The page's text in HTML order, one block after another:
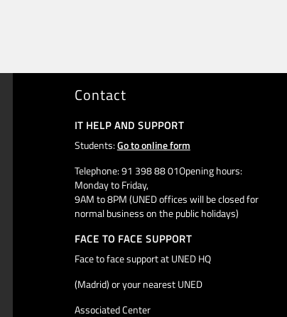
Contact
IT HELP AND SUPPORT
Students:Go to online form
Telephone: 91 398 88 01Opening hours:
Monday to Friday,
9AM to 8PM (UNED offices will be closed for
normal business on the public holidays)
FACE TO FACE SUPPORT
Face to face support at UNED HQ
(Madrid) or your nearest UNED
Associated Center